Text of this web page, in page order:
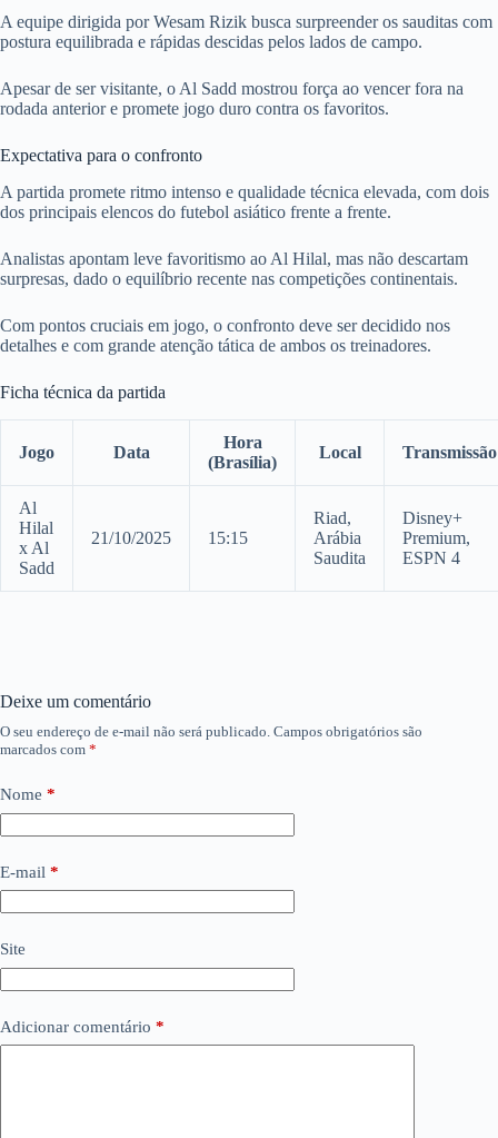
A equipe dirigida por Wesam Rizik busca surpreender os sauditas com
postura equilibrada e rápidas descidas pelos lados de campo.
Apesar de ser visitante, o Al Sadd mostrou força ao vencer fora na
rodada anterior e promete jogo duro contra os favoritos.
Expectativa para o confronto
A partida promete ritmo intenso e qualidade técnica elevada, com dois
dos principais elencos do futebol asiático frente a frente.
Analistas apontam leve favoritismo ao Al Hilal, mas não descartam
surpresas, dado o equilíbrio recente nas competições continentais.
Com pontos cruciais em jogo, o confronto deve ser decidido nos
detalhes e com grande atenção tática de ambos os treinadores.
Ficha técnica da partida
Jogo Data
Hora
(Brasília)
Local Transmissão
Al
Hilal
x Al
Sadd
21/10/2025 15:15
Riad,
Arábia
Saudita
Disney+
Premium,
ESPN 4
Deixe um comentário
O seu endereço de e-mail não será publicado. Campos obrigatórios são
marcados com *
Nome *
E-mail *
Site
Adicionar comentário *